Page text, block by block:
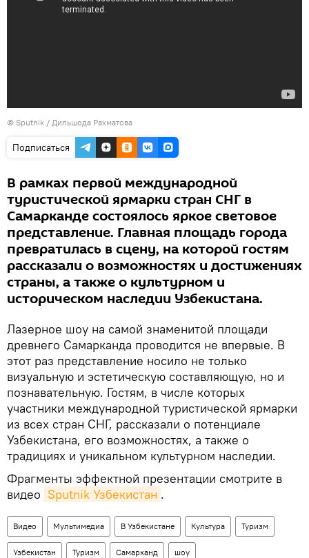
© Sputnik / Дильшода Рахматова
Подписаться
В рамках первой международной
туристической ярмарки стран СНГ в
Самарканде состоялось яркое световое
представление. Главная площадь города
превратилась в сцену, на которой гостям
рассказали о возможностях и достижениях
страны, а также о культурном и
историческом наследии Узбекистана.
Лазерное шоу на самой знаменитой площади
древнего Самарканда проводится не впервые. В
этот раз представление носило не только
визуальную и эстетическую составляющую, но и
познавательную. Гостям, в числе которых
участники международной туристической ярмарки
из всех стран СНГ, рассказали о потенциале
Узбекистана, его возможностях, а также о
традициях и уникальном культурном наследии.
Фрагменты эффектной презентации смотрите в
видео Sputnik Узбекистан .
Видео Мультимедиа В Узбекистане Культура Туризм
Узбекистан Туризм Самарканд шоу